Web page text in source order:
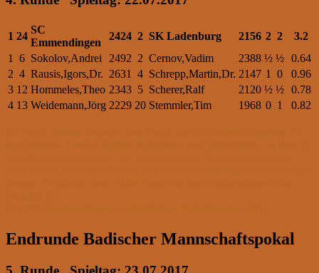
1 24
SC
Emmendingen
2424 2 SK Ladenburg 2156 2 2
3.2
1
6 Sokolov,Andrei 2492 2 Cernov,Vadim 2388 ½ ½ 0.64
2 4 Rausis,Igors,Dr. 2631 4 Schrepp,Martin,Dr. 2147 1 0
0.96
3 12 Hommeles,Theo 2343 5 Scherer,Ralf 2120 ½ ½ 0.78
4 13 Weidemann,Jörg 2229 20 Stemmler,Tim 1968 0 1 0.82
Endrunde Badischer Mannschaftspokal